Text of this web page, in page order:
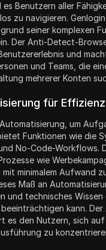
Benutzern aller
zu navigieren.
seiner komplexen
Der Anti-Detect-
und
und Teams, die
mehrerer Konten
für Effizienz
um
Funktionen wie die
No-Code-Workflows.
wie
minimalem Aufwand
Maß an
und technisches
kann. Der
es den Nutzern, sich
zu